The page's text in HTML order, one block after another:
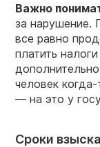
Важно
за нарушение.
все равно
платить
человек
— на это у
Сроки